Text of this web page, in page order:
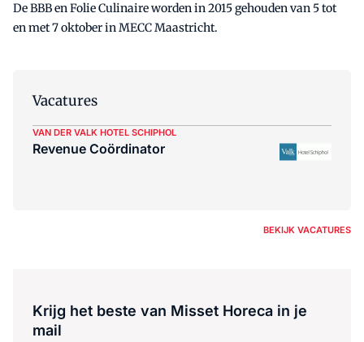
De BBB en Folie Culinaire worden in 2015 gehouden van 5 tot
en met 7 oktober in MECC Maastricht.
Vacatures
VAN DER VALK HOTEL SCHIPHOL
Revenue Coördinator
BEKIJK VACATURES
Krijg het beste van Misset Horeca in je
mail